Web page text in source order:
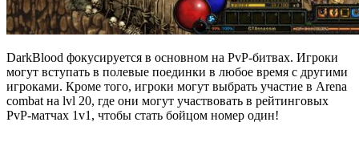
DarkBlood фокусируется в основном на PvP-битвах. Игроки
могут вступать в полевые поединки в любое время с другими
игроками. Кроме того, игроки могут выбрать участие в Arena
combat на lvl 20, где они могут участвовать в рейтинговых
PvP-матчах 1v1, чтобы стать бойцом номер один!